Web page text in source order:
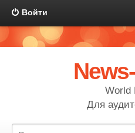
Войти
World
Для